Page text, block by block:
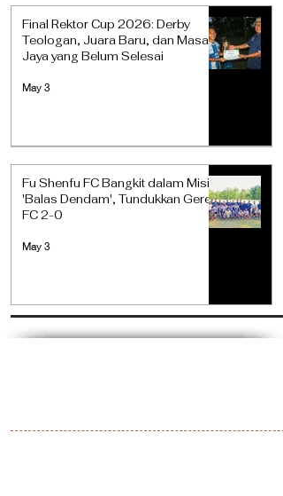
Final Rektor Cup 2026: Derby
Teologan, Juara Baru, dan Masa
Jaya yang Belum Selesai
May 3
Fu Shenfu FC Bangkit dalam Misi
'Balas Dendam', Tundukkan Gere
FC 2-0
May 3